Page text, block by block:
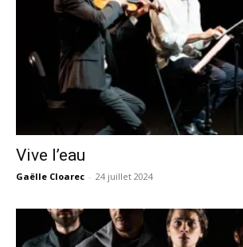
Vive l’eau
Gaëlle Cloarec - 24 juillet 2024